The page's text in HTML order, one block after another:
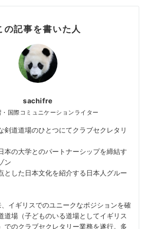
の記事を書いた人
sachifre
国際コミュニケーションライター
剣道道場のひとつにてクラブセクレタリ
本の大学とのパートナーシップを締結す
ン
とした日本文化を紹介する日本人グルー
イギリスでのユニークなポジションを確
道場（子どものいる道場としてイギリス
でのクラブセクレタリー業務を遂行。多